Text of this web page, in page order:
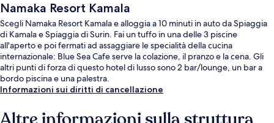
Namaka Resort Kamala
Scegli Namaka Resort Kamala e alloggia a 10 minuti in auto da Spiaggia
di Kamala e Spiaggia di Surin. Fai un tuffo in una delle 3 piscine
all'aperto e poi fermati ad assaggiare le specialità della cucina
internazionale: Blue Sea Cafe serve la colazione, il pranzo e la cena. Gli
altri punti di forza di questo hotel di lusso sono 2 bar/lounge, un bar a
bordo piscina e una palestra.
Informazioni sui diritti di cancellazione